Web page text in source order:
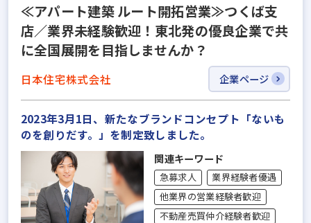
≪アパート建築 ルート開拓営業≫つくば支
店／業界未経験歓迎！東北発の優良企業で共
に全国展開を目指しませんか？
日本住宅株式会社 企業ページ
2023年3月1日、新たなブランドコンセプト「ないも
のを創りだす。」を制定致しました。
関連キーワード
急募求人
業界経験者優遇
他業界の営業経験者歓迎
不動産売買仲介経験者歓迎